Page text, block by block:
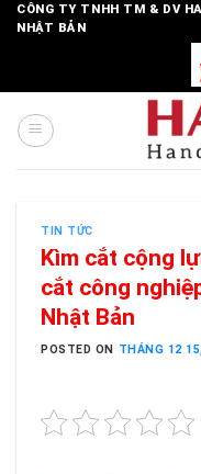
SkipCÔNG TY TNHH TM & DV
NHẬT BẢN
TIN TỨC
Kìm cắt cộng
cắt công
Nhật Bản
POSTED ON THÁNG 12